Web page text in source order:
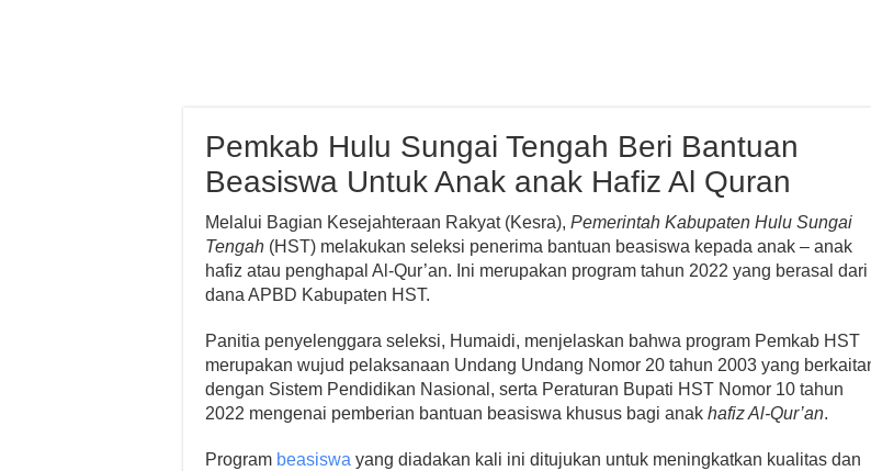
Pemkab Hulu Sungai Tengah Beri Bantuan
Beasiswa Untuk Anak anak Hafiz Al Quran
Melalui Bagian Kesejahteraan Rakyat (Kesra), Pemerintah Kabupaten Hulu Sungai
Tengah (HST) melakukan seleksi penerima bantuan beasiswa kepada anak – anak
hafiz atau penghapal Al-Qur’an. Ini merupakan program tahun 2022 yang berasal dari
dana APBD Kabupaten HST.
Panitia penyelenggara seleksi, Humaidi, menjelaskan bahwa program Pemkab HST
merupakan wujud pelaksanaan Undang Undang Nomor 20 tahun 2003 yang
dengan Sistem Pendidikan Nasional, serta Peraturan Bupati HST Nomor 10 tahun
2022 mengenai pemberian bantuan beasiswa khusus bagi anak hafiz Al-Qur’an.
Program beasiswa yang diadakan kali ini ditujukan untuk meningkatkan kualitas dan